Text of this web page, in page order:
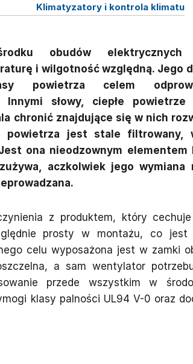
Klimatyzatory i kontrola klimatu
obudów elektrycznych
i wilgotność względną. Jego
powietrza celem
słowy, ciepłe powietrze
chronić znajdujące się w nich
powietrza jest stale filtrowany,
ona nieodzownym elementem
aczkolwiek jego wymiana
z produktem, który
prosty w montażu, co jest
celu wyposażona jest w zamki
a sam wentylator
przede wszystkim w
klasy palności UL94 V-0 oraz